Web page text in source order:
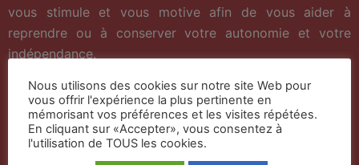
vous stimule et vous motive afin de vous aider à
reprendre ou à conserver votre autonomie et votre
indépendance.
Nous utilisons des cookies sur notre site Web pour
vous offrir l'expérience la plus pertinente en
mémorisant vos préférences et les visites répétées.
En cliquant sur «Accepter», vous consentez à
l'utilisation de TOUS les cookies.